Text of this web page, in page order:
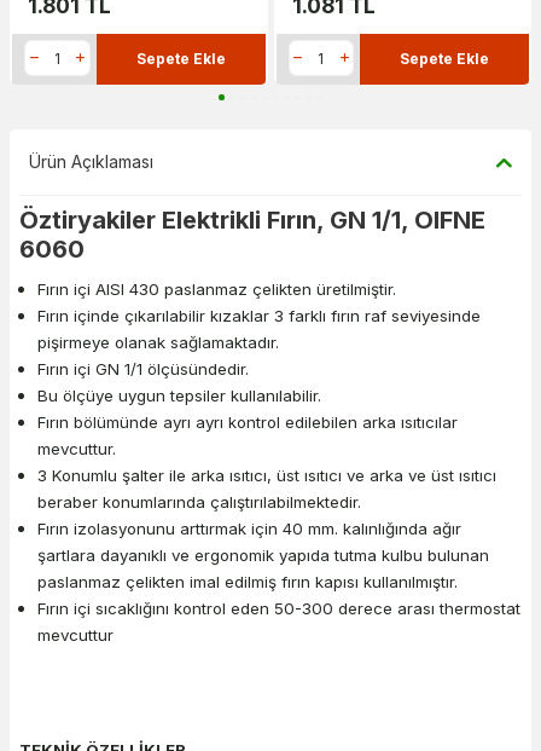
1.801 TL
Sepete Ekle
1.081 TL
Sepete Ekle
Ürün Açıklaması
Öztiryakiler Elektrikli Fırın, GN 1/1, OIFNE
6060
Fırın içi AISI 430 paslanmaz çelikten üretilmiştir.
Fırın içinde çıkarılabilir kızaklar 3 farklı fırın raf seviyesinde
pişirmeye olanak sağlamaktadır.
Fırın içi GN 1/1 ölçüsündedir.
Bu ölçüye uygun tepsiler kullanılabilir.
Fırın bölümünde ayrı ayrı kontrol edilebilen arka ısıtıcılar
mevcuttur.
3 Konumlu şalter ile arka ısıtıcı, üst ısıtıcı ve arka ve üst ısıtıcı
beraber konumlarında çalıştırılabilmektedir.
Fırın izolasyonunu arttırmak için 40 mm. kalınlığında ağır
şartlara dayanıklı ve ergonomik yapıda tutma kulbu bulunan
paslanmaz çelikten imal edilmiş fırın kapısı kullanılmıştır.
Fırın içi sıcaklığını kontrol eden 50-300 derece arası thermostat
mevcuttur